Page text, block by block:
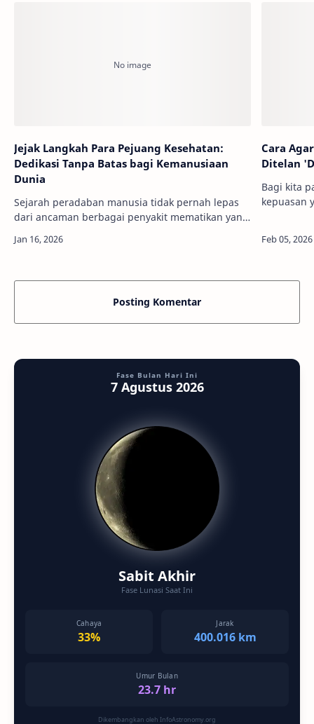
Jejak Langkah Para Pejuang Kesehatan:
Dedikasi Tanpa Batas bagi Kemanusiaan
Dunia
Sejarah peradaban manusia tidak pernah lepas
dari ancaman berbagai penyakit mematikan yang
tengah keputusasaan menghadapi wabah dan
Cara
Ditelan
Bagi kita
kepuasan
det…
Posting Komentar
Fase Bulan Hari Ini
7 Agustus 2026
Sabit Akhir
Fase Lunasi Saat Ini
Cahaya
33%
Jarak
400.016 km
Umur Bulan
23.7 hr
Dikembangkan oleh InfoAstronomy.org